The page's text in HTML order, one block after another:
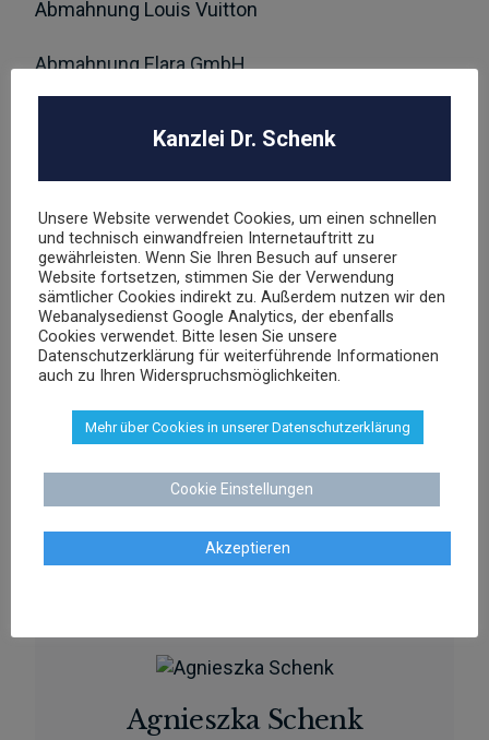
Abmahnung Louis Vuitton
Abmahnung Elara GmbH
Berechtigungsanfrage / Abmahnung
Hasbro Inc
UNSER TEAM
Dr. Stephan Schenk
Rechtsschutz
sschenk@dr-schenk.net
Agnieszka Schenk
Kanzlei Dr. Schenk
Unsere Website verwendet Cookies, um einen schnellen
und technisch einwandfreien Internetauftritt zu
gewährleisten. Wenn Sie Ihren Besuch auf unserer
Website fortsetzen, stimmen Sie der Verwendung
sämtlicher Cookies indirekt zu. Außerdem nutzen wir den
Webanalysedienst Google Analytics, der ebenfalls
Cookies verwendet. Bitte lesen Sie unsere
Datenschutzerklärung für weiterführende Informationen
auch zu Ihren Widerspruchsmöglichkeiten.
Mehr über Cookies in unserer Datenschutzerklärung
Cookie Einstellungen
Akzeptieren